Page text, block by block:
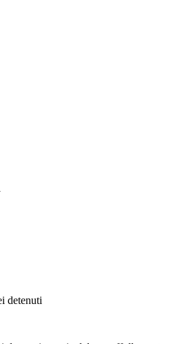
detenuti